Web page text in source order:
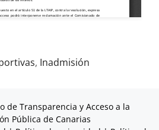
, Inadmisión
de Transparencia y Acceso a la
Pública de Canarias